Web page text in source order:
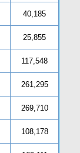
40,185
25,855
117,548
261,295
269,710
108,178